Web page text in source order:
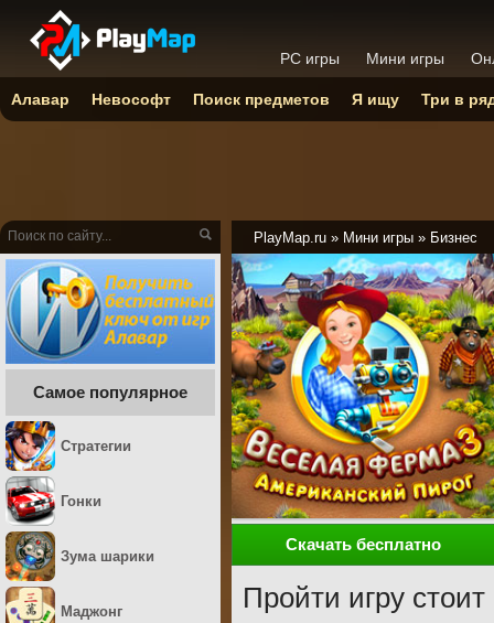
PlayMap.ru » Мини игры » Бизнес
Скачать бесплатно
Пройти игру
Самое популярное
Стратегии
Гонки
Зума шарики
Маджонг
PC игры Мини игры
Алавар Невософт Поиск предметов Я ищу Три в